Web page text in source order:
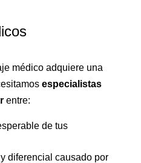
médico adquiere una
especialistas
entre:
de tus
diferencial causado por